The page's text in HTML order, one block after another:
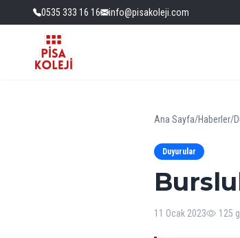
0535 333 16 16 info@pisakoleji.com
Ana Sayfa/Haberler/
Duyurular
11 Ocak 2023 125